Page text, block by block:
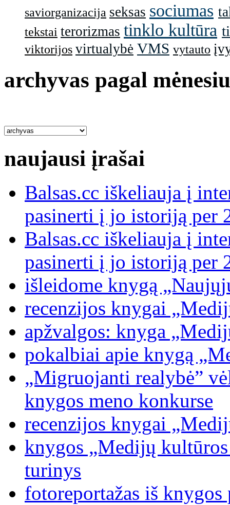
saviorganizacija seksas sociumas
tekstai terorizmas tinklo kultūra
viktorijos virtualybė VMS vytauto
archyvas pagal
naujausi įrašai
Balsas.cc iškeliauja į
pasinerti į jo istoriją per
Balsas.cc iškeliauja į
pasinerti į jo istoriją per
išleidome knygą
recenzijos knygai
apžvalgos: knyga
pokalbiai apie knygą
„Migruojanti realybė”
knygos meno konkurse
recenzijos knygai
knygos „Medijų
turinys
fotoreportažas iš